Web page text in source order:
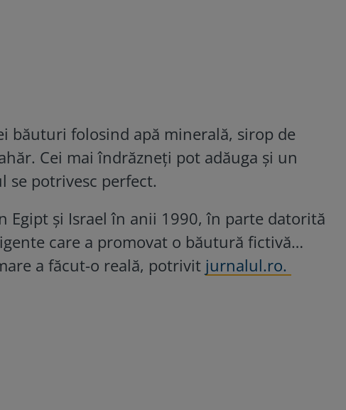
băuturi folosind apă minerală, sirop de
Cei mai îndrăzneți pot adăuga și un
se potrivesc perfect.
Egipt și Israel în anii 1990, în parte datorită
care a promovat o băutură fictivă…
a făcut-o reală, potrivit jurnalul.ro.